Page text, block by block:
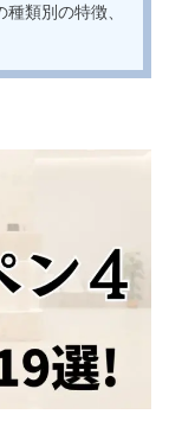
類別の特徴、